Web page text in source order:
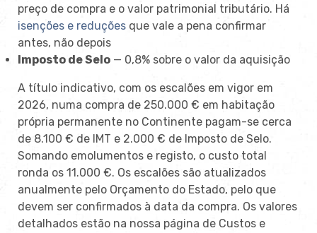
preço de compra e o valor patrimonial tributário. Há
isenções e reduções que vale a pena confirmar
antes, não depois
Imposto de Selo — 0,8% sobre o valor da aquisição
A título indicativo, com os escalões em vigor em
2026, numa compra de 250.000 € em habitação
própria permanente no Continente pagam-se cerca
de 8.100 € de IMT e 2.000 € de Imposto de Selo.
Somando emolumentos e registo, o custo total
ronda os 11.000 €. Os escalões são atualizados
anualmente pelo Orçamento do Estado, pelo que
devem ser confirmados à data da compra. Os valores
detalhados estão na nossa página de Custos e